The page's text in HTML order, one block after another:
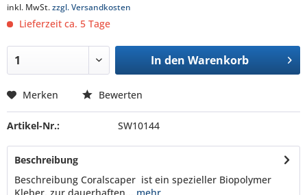
inkl. MwSt.zzgl. Versandkosten
Lieferzeit ca. 5 Tage
In den Warenkorb
Merken Bewerten
Artikel-Nr.: SW10144
Beschreibung
Beschreibung Coralscaper ist ein spezieller Biopolymer